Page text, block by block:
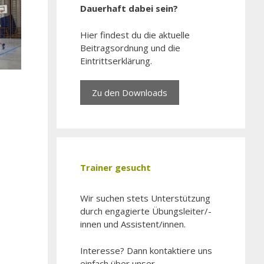
Dauerhaft dabei sein?
Hier findest du die aktuelle
Beitragsordnung und die
Eintrittserklärung.
Zu den Downloads
Trainer gesucht
Wir suchen stets Unter­stützung
durch engagierte Übungsleiter/­
innen und Assistent/­innen.
Interesse? Dann kontaktiere uns